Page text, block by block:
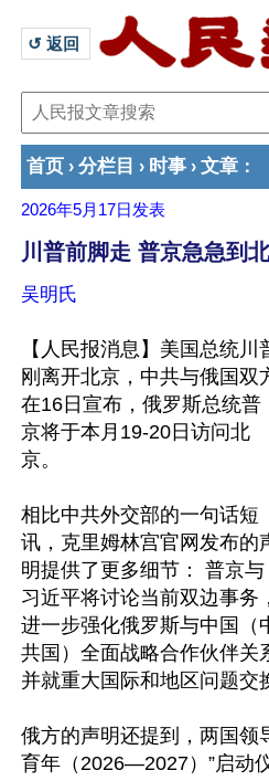
↺ 返回
首页 › 分栏目 › 时事 › 文章 ：
2026年5月17日 发表
川普前脚走 普京急急到
吴明氏
【人民报消息】美国总统川
刚离开北京，中共与俄国双
在16日宣布，俄罗斯总统普
京将于本月19-20日访问北
京。
相比中共外交部的一句话短
讯，克里姆林宫官网发布的
明提供了更多细节： 普京与
习近平将讨论当前双边事务
进一步强化俄罗斯与中国（
共国）全面战略合作伙伴关
并就重大国际和地区问题交
俄方的声明还提到，两国领
育年（2026—2027）”启动